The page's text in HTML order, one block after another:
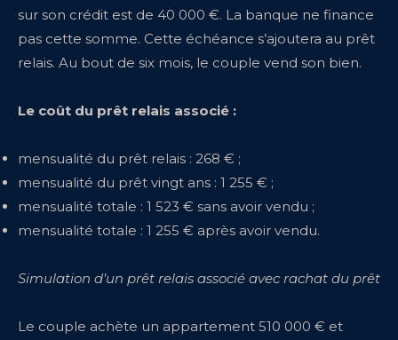
sur son crédit est de 40 000 €. La banque ne finance
pas cette somme. Cette échéance s’ajoutera au prêt
relais. Au bout de six mois, le couple vend son bien.
Le coût du prêt relais associé :
mensualité du prêt relais : 268 € ;
mensualité du prêt vingt ans : 1 255 € ;
mensualité totale : 1 523 € sans avoir vendu ;
mensualité totale : 1 255 € après avoir vendu.
Simulation d’un prêt relais associé avec rachat du prêt
Le couple achète un appartement 510 000 € et